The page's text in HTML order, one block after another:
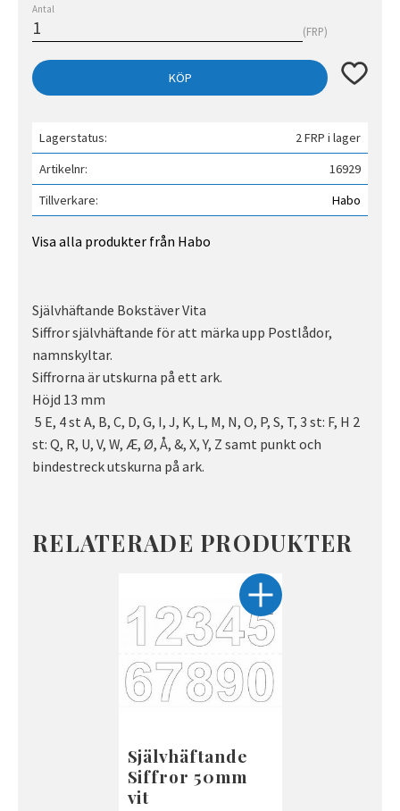
Antal
FRP
KÖP Lägg till
Lagerstatus
2 FRP i lager
Artikelnr
16929
Tillverkare
Habo
Visa alla produkter från Habo
Självhäftande Bokstäver Vita
Siffror självhäftande för att märka upp Postlådor,
namnskyltar.
Siffrorna är utskurna på ett ark.
Höjd 13 mm
5 E, 4 st A, B, C, D, G, I, J, K, L, M, N, O, P, S, T, 3 st: F, H 2
st: Q, R, U, V, W, Æ, Ø, Å, &, X, Y, Z samt punkt och
bindestreck utskurna på ark.
RELATERADE PRODUKTER
Självhäftande
Siffror 50mm
vit